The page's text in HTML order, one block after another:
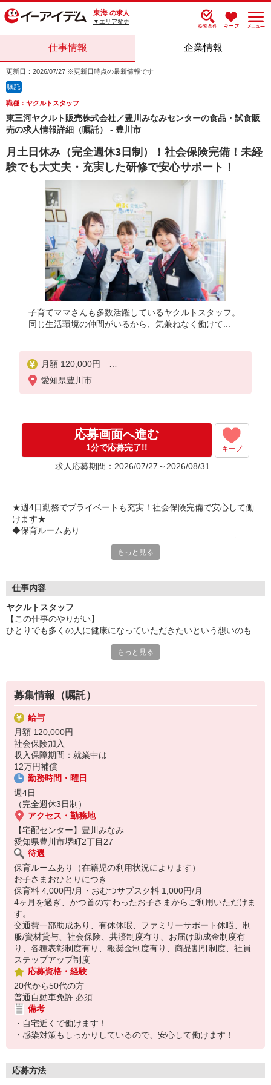
東海 の求人
▼エリア変更
仕事情報 企業情報
更新日：2026/07/27 ※更新日時点の最新情報です
嘱託
職種：ヤクルトスタッフ
東三河ヤクルト販売株式会社／豊川みなみセンターの食品・試食販
売の求人情報詳細（嘱託） - 豊川市
月土日休み（完全週休3日制）！社会保険完備！未経
験でも大丈夫・充実した研修で安心サポート！
子育てママさんも多数活躍しているヤクルトスタッフ。
同じ生活環境の仲間がいるから、気兼ねなく働けて...
月額 120,000円
社会保険加入
収入保障期間：就業中は
愛知県豊川市
応募画面へ進む
1分で応募完了!! キープ
求人応募期間：2026/07/27～2026/08/31
★週4日勤務でプライベートも充実！社会保険完備で安心して働
けます★
◆保育ルームあり
ムを運営しているセンターがあります。
◆ご家族優先でOK
けるよう『ファミリーサポート休暇』が年6日あります。お休み
の日はスタッフ同士で協力体制ができています。
◆たくさんの働く仲間がいます
20代〜50代の子育て世代のママさんも活躍中。仕事の悩みや子
育ての情報共有などもでき楽しく働けます。
商品知識からお届や新規訪問のコツまで、社員が丁寧にサポー
ト。充実した研修で初めての方でも安心です。
◆いつでも見学可能
センターや保育ルームは随時見学可能です。
もっと見る
仕事内容
ヤクルトスタッフ
【この仕事のやりがい】
ひとりでも多くの人に健康になっていただきたいという想いのも
るお仕事です。ただ商品のお届けをするだけでなく、お客とのコミ
もっと見る
募集情報（嘱託）
給与
月額 120,000円
社会保険加入
収入保障期間：就業中は
12万円補償
勤務時間・曜日
週4日
（完全週休3日制）
アクセス・勤務地
【宅配センター】豊川みなみ
愛知県豊川市堺町2丁目27
待遇
保育ルームあり（在籍児の利用状況によります）
お子さまおひとりにつき
保育料 4,000円/月・おむつサブスク料 1,000円/月
4ヶ月を過ぎ、かつ首のすわったお子さまからご利用いただけま
す。
交通費一部助成あり、有休休暇、ファミリーサポート休暇、制
服/資材貸与、社会保険、共済制度有り、お届け助成金制度有
り、各種表彰制度有り、報奨金制度有り、商品割引制度、社員
ステップアップ制度
応募資格・経験
20代から50代の方
普通自動車免許 必須
備考
・自宅近くで働けます！
・感染対策もしっかりしているので、安心して働けます！
応募方法